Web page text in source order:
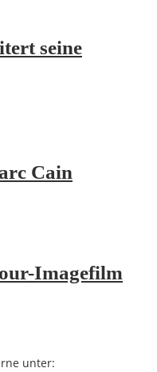
seine
Cain
Imagefilm
unter: